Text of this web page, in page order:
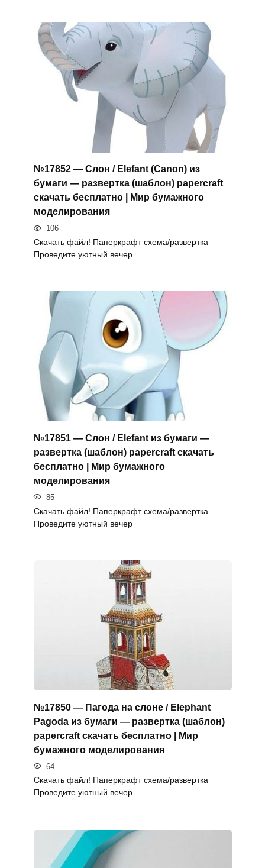
№17852 — Слон / Elefant (Canon) из
бумаги — развертка (шаблон) papercraft
скачать бесплатно | Мир бумажного
моделирования
106
Скачать файл! Паперкрафт схема/развертка
Проведите уютный вечер
№17851 — Слон / Elefant из бумаги —
развертка (шаблон) papercraft скачать
бесплатно | Мир бумажного
моделирования
85
Скачать файл! Паперкрафт схема/развертка
Проведите уютный вечер
№17850 — Пагода на слоне / Elephant
Pagoda из бумаги — развертка (шаблон)
papercraft скачать бесплатно | Мир
бумажного моделирования
64
Скачать файл! Паперкрафт схема/развертка
Проведите уютный вечер